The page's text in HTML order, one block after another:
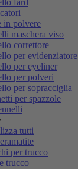
fard
in polvere
maschera viso
correttore
per evidenziatore
per eyeliner
per polveri
per sopracciglia
per spazzole
tutti
per trucco
trucco